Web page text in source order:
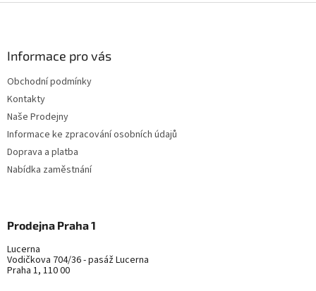
Informace pro vás
Obchodní podmínky
Kontakty
Naše Prodejny
Informace ke zpracování osobních údajů
Doprava a platba
Nabídka zaměstnání
Prodejna Praha 1
Lucerna
Vodičkova 704/36 - pasáž Lucerna
Praha 1, 110 00